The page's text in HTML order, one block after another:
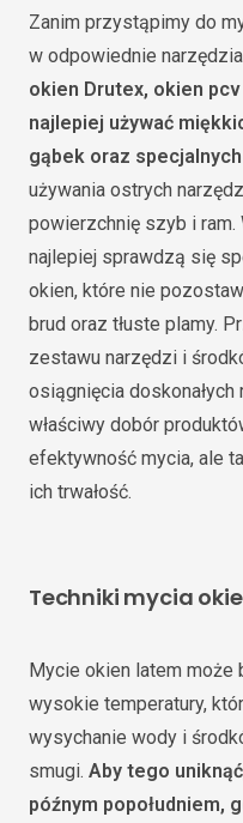
Zanim przystąpimy do
w odpowiednie
okien Drutex, okien
najlepiej używać
gąbek oraz
używania ostrych
powierzchnię szyb i
najlepiej sprawdzą się
okien, które nie
brud oraz tłuste plamy.
zestawu narzędzi i
osiągnięcia doskonałych
właściwy dobór
efektywność mycia, ale
ich trwałość.
Techniki mycia
Mycie okien latem może
wysokie temperatury,
wysychanie wody i
smugi. Aby tego
późnym popołudniem,